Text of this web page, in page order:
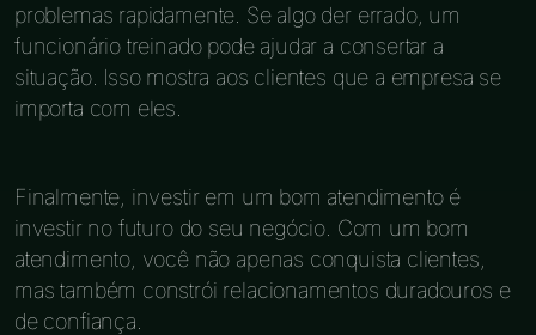
problemas rapidamente. Se algo der errado, um
funcionário treinado pode ajudar a consertar a
situação. Isso mostra aos clientes que a empresa se
importa com eles.
Finalmente, investir em um bom atendimento é
investir no futuro do seu negócio. Com um bom
atendimento, você não apenas conquista clientes,
mas também constrói relacionamentos duradouros e
de confiança.